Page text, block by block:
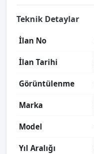
Teknik Detaylar
İlan No
İlan Tarihi
Görüntülenme
Marka
Model
Yıl Aralığı